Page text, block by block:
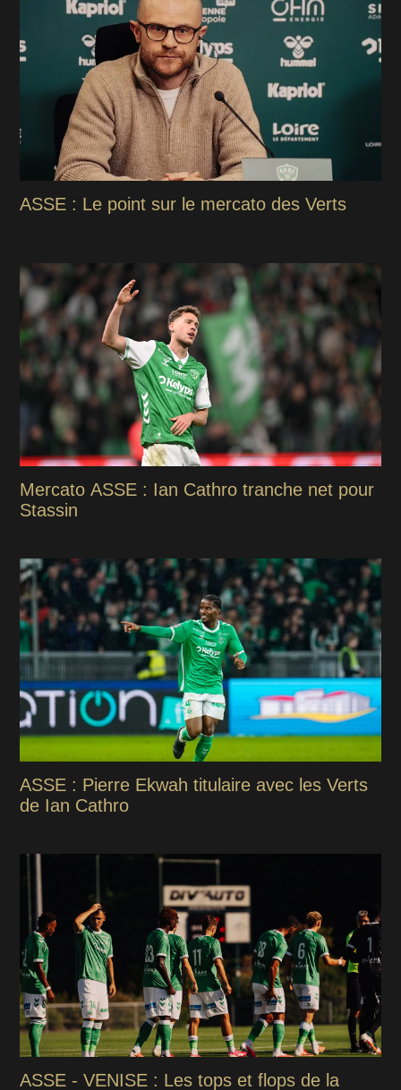
ASSE : Le point sur le mercato des Verts
Mercato ASSE : Ian Cathro tranche net pour
Stassin
ASSE : Pierre Ekwah titulaire avec les Verts
de Ian Cathro
ASSE - VENISE : Les tops et flops de la